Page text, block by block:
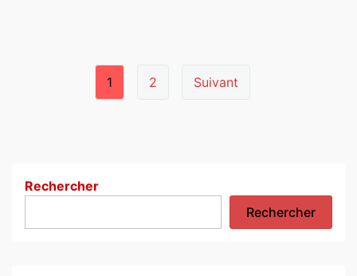
navigation
1 2 Suivant
Rechercher
Rechercher